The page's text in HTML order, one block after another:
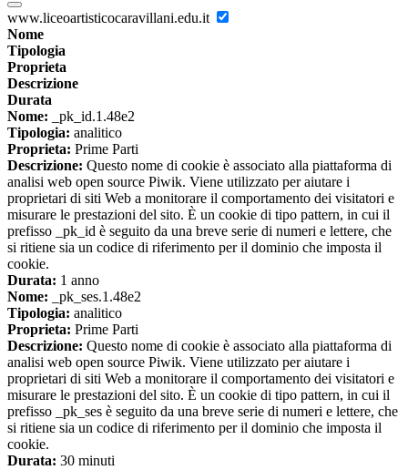
www.liceoartisticocaravillani.edu.it
Nome
Tipologia
Proprieta
Descrizione
Durata
Nome: _pk_id.1.48e2
Tipologia: analitico
Proprieta: Prime Parti
Descrizione: Questo nome di cookie è associato alla piattaforma di
analisi web open source Piwik. Viene utilizzato per aiutare i
proprietari di siti Web a monitorare il comportamento dei visitatori e
misurare le prestazioni del sito. È un cookie di tipo pattern, in cui il
prefisso _pk_id è seguito da una breve serie di numeri e lettere, che
si ritiene sia un codice di riferimento per il dominio che imposta il
cookie.
Durata: 1 anno
Nome: _pk_ses.1.48e2
Tipologia: analitico
Proprieta: Prime Parti
Descrizione: Questo nome di cookie è associato alla piattaforma di
analisi web open source Piwik. Viene utilizzato per aiutare i
proprietari di siti Web a monitorare il comportamento dei visitatori e
misurare le prestazioni del sito. È un cookie di tipo pattern, in cui il
prefisso _pk_ses è seguito da una breve serie di numeri e lettere, che
si ritiene sia un codice di riferimento per il dominio che imposta il
cookie.
Durata: 30 minuti